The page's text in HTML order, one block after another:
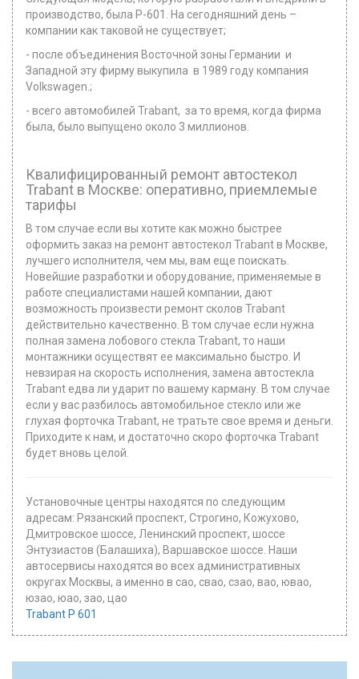
производство, была Р-601. На сегодняшний день –
компании как таковой не существует;
- после объединения Восточной зоны Германии и
Западной эту фирму выкупила в 1989 году компания
Volkswagen.;
- всего автомобилей Trabant, за то время, когда фирма
была, было выпущено около 3 миллионов.
Квалифицированный ремонт автостекол
Trabant в Москве: оперативно, приемлемые
тарифы
В том случае если вы хотите как можно быстрее
оформить заказ на ремонт автостекол Trabant в Москве,
лучшего исполнителя, чем мы, вам еще поискать.
Новейшие разработки и оборудование, применяемые в
работе специалистами нашей компании, дают
возможность произвести ремонт сколов Trabant
действительно качественно. В том случае если нужна
полная замена лобового стекла Trabant, то наши
монтажники осуществят ее максимально быстро. И
невзирая на скорость исполнения, замена автостекла
Trabant едва ли ударит по вашему карману. В том случае
если у вас разбилось автомобильное стекло или же
глухая форточка Trabant, не тратьте свое время и деньги.
Приходите к нам, и достаточно скоро форточка Trabant
будет вновь целой.
Установочные центры находятся по следующим
адресам: Рязанский проспект, Строгино, Кожухово,
Дмитровское шоссе, Ленинский проспект, шоссе
Энтузиастов (Балашиха), Варшавское шоссе. Наши
автосервисы находятся во всех административных
округах Москвы, а именно в сао, свао, сзао, вао, ювао,
юзао, юао, зао, цао
Trabant P 601